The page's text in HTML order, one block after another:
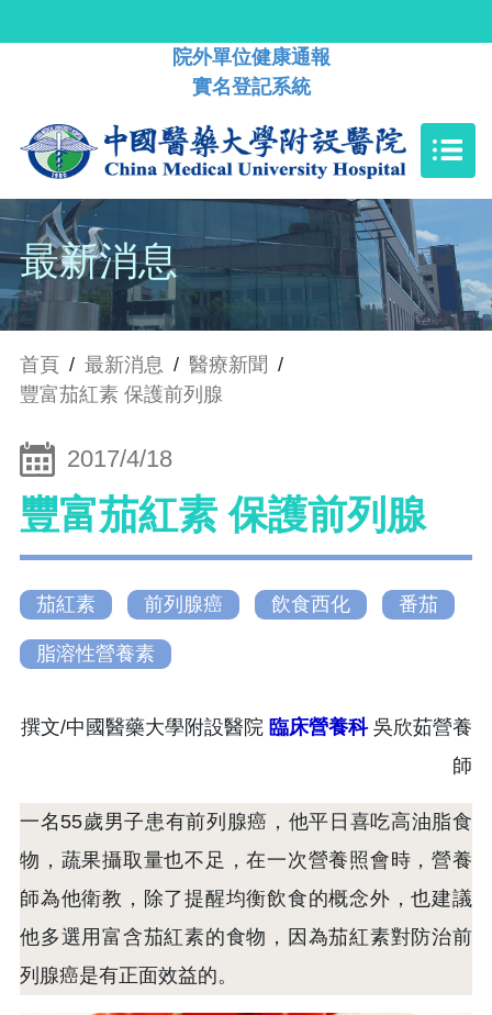
院外單位健康通報
實名登記系統
最新消息
首頁 / 最新消息 / 醫療新聞 /
豐富茄紅素 保護前列腺
2017/4/18
豐富茄紅素 保護前列腺
茄紅素 前列腺癌 飲食西化 番茄
脂溶性營養素
撰文/中國醫藥大學附設醫院 臨床營養科吳欣茹營養
師
一名55歲男子患有前列腺癌，他平日喜吃高油脂食
物，蔬果攝取量也不足，在一次營養照會時，營養
師為他衛教，除了提醒均衡飲食的概念外，也建議
他多選用富含茄紅素的食物，因為茄紅素對防治前
列腺癌是有正面效益的。